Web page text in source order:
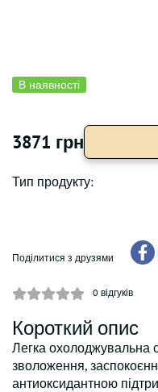
В наявності
3871 грн
Тип продукту:
Поділитися з друзями
0 відгуків
Короткий опис
Легка охолоджувальна
зволоження,
антиоксидантною